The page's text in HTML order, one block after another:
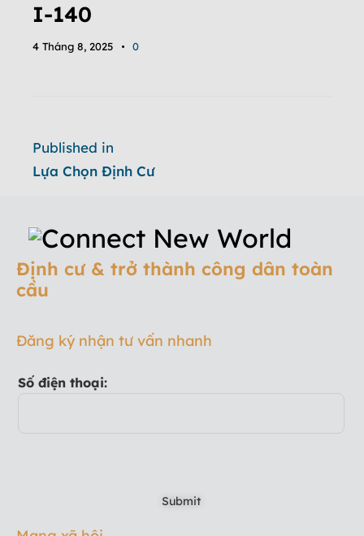
I-140
4 Tháng 8, 2025 0
Published in
Lựa Chọn Định Cư
Định cư & trở thành công dân toàn
cầu
Đăng ký nhận tư vấn nhanh
Số điện thoại: